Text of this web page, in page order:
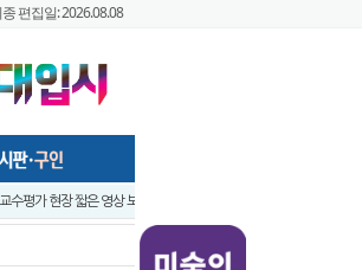
편집일: 2026.08.08
평가 현장 짧은 영상 보기 - 순차적..
제 발표] -전국연합시험 미술교육협의회..